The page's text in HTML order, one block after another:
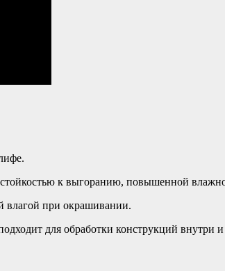
к выгоранию, повышенной
влагой при окрашивании.
для обработки конструкций внутри